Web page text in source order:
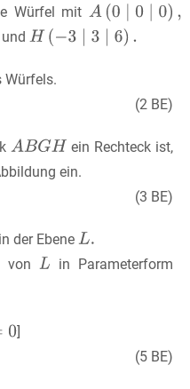
Würfel mit
und
Würfels.
(2 BE)
ein Rechteck ist,
ein.
(3 BE)
der Ebene
von
in Parameterform
]
(5 BE)